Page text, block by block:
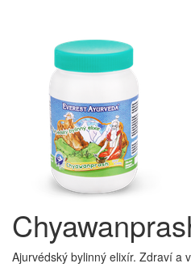
Ajurvédský bylinný elixír. Zdraví a